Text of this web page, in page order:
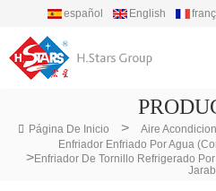
español English
Página De Inicio > Aire
Enfriador Enfriado Por Agua
>Enfriador De Tornillo Refrigerado